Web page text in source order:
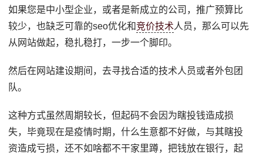
如果您是中小型企业，或者是新成立的公司，推广预算比
较少，也缺乏可靠的seo优化和竞价技术人员，那么可以先
从网站做起，稳扎稳打，一步一个脚印。
然后在网站建设期间，去寻找合适的技术人员或者外包团
队。
这种方式虽然周期较长，但起码不会因为瞎投钱造成损
失，毕竟现在是疫情时期，什么生意都不好做，与其瞎投
资造成亏损，还不如啥都不干家里蹲，把钱放在银行，起